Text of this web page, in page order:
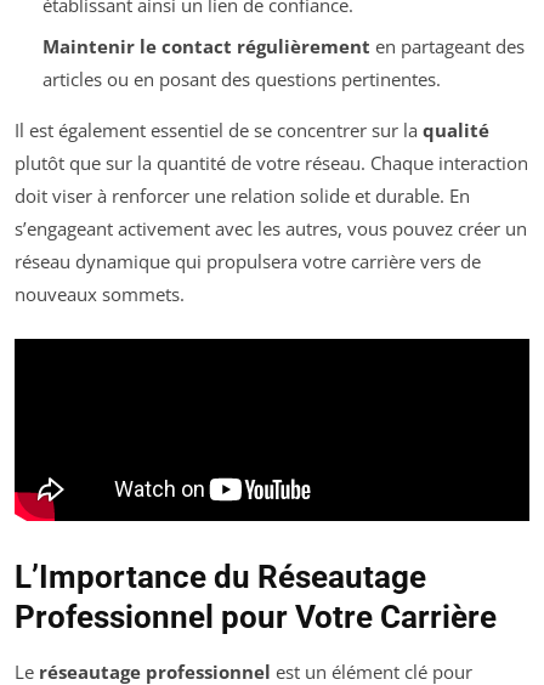
Maintenir le contact régulièrement en partageant des
articles ou en posant des questions pertinentes.
Il est également essentiel de se concentrer sur la qualité
plutôt que sur la quantité de votre réseau. Chaque interaction
doit viser à renforcer une relation solide et durable. En
s’engageant activement avec les autres, vous pouvez créer un
réseau dynamique qui propulsera votre carrière vers de
nouveaux sommets.
L’Importance du Réseautage
Professionnel pour Votre Carrière
Le réseautage professionnel est un élément clé pour